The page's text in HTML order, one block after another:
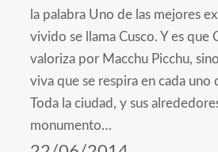
la palabra Uno de las mejores
vivido se llama Cusco. Y es que
valoriza por Macchu Picchu,
viva que se respira en cada uno
Toda la ciudad, y sus
monumento…